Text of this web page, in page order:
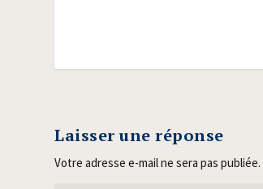
Laisser une réponse
Votre adresse e-mail ne sera pas publiée.